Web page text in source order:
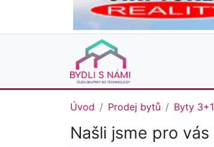
Úvod Prodej bytů Byty 3+1
Našli jsme pro vás